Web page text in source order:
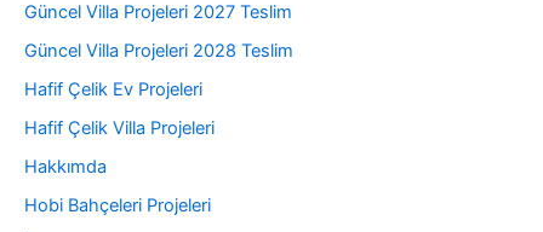
Güncel Villa Projeleri 2027 Teslim
Güncel Villa Projeleri 2028 Teslim
Hafif Çelik Ev Projeleri
Hafif Çelik Villa Projeleri
Hakkımda
Hobi Bahçeleri Projeleri